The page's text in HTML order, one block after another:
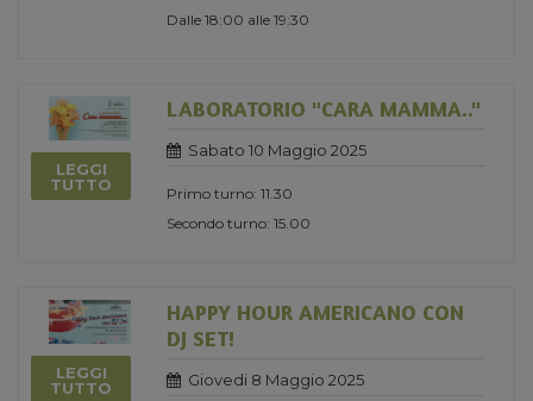
Dalle 18:00 alle 19:30
LEGGI
TUTTO
LABORATORIO "CARA MAMMA.."
Sabato 10 Maggio 2025
Primo turno: 11.30
Secondo turno: 15.00
LEGGI
TUTTO
HAPPY HOUR AMERICANO CON
DJ SET!
Giovedi 8 Maggio 2025